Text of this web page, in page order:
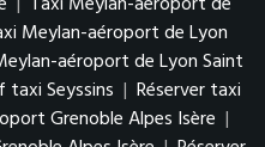
Meylan-aéroport de Lyon
aéroport de Lyon Saint
taxi Seyssins | Réserver taxi
Grenoble Alpes Isère |